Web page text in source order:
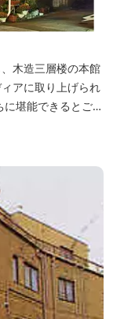
木造三層楼の本館
アに取り上げられ
堪能できるとご好